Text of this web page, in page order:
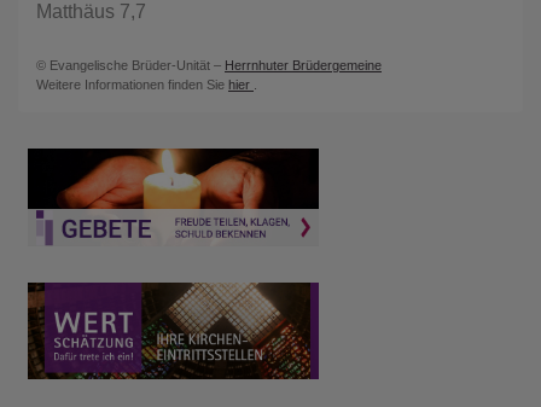
Matthäus 7,7
© Evangelische Brüder-Unität – Herrnhuter Brüdergemeine
Weitere Informationen finden Sie hier